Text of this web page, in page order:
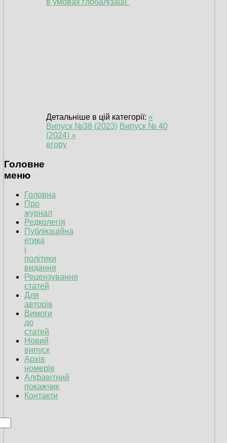
в умовах глобалізації"
Детальніше в цій категорії: «
Випуск №38 (2023) Випуск № 40
(2024) »
вгору
Головне
меню
Головна
Про
журнал
Редколегія
Публікаційна
етика
і
політики
видання
Рецензування
статей
Для
авторів
Вимоги
до
статей
Новий
випуск
Архів
номерів
Алфавітний
покажчик
Контакти